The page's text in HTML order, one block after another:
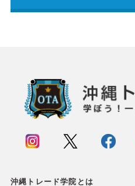
沖縄トレード学院とは